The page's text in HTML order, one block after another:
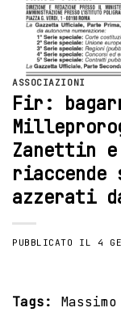
ASSOCIAZIONI
Fir:
Zanettin
riaccende
azzerati
PUBBLICATO IL 4
Tags: